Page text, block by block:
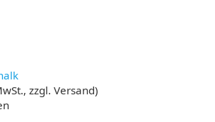
zzgl. Versand)